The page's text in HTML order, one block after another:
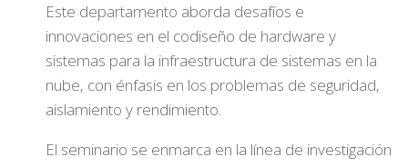
Este departamento aborda desafíos e
innovaciones en el codiseño de hardware y
sistemas para la infraestructura de sistemas en la
nube, con énfasis en los problemas de seguridad,
aislamiento y rendimiento.
El seminario se enmarca en la línea de investigación